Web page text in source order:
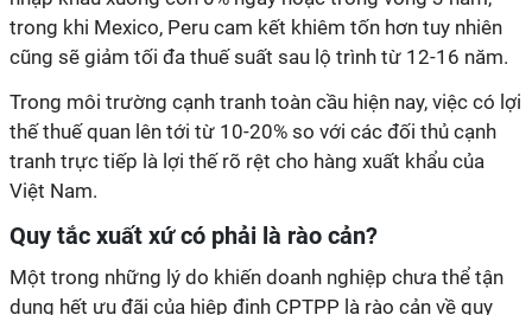
trong khi Mexico, Peru cam kết khiêm tốn hơn tuy nhiên
cũng sẽ giảm tối đa thuế suất sau lộ trình từ 12-16 năm.
Trong môi trường cạnh tranh toàn cầu hiện nay, việc có lợi
thế thuế quan lên tới từ 10-20% so với các đối thủ cạnh
tranh trực tiếp là lợi thế rõ rệt cho hàng xuất khẩu của
Việt Nam.
Quy tắc xuất xứ có phải là rào cản?
Một trong những lý do khiến doanh nghiệp chưa thể tận
dụng hết ưu đãi của hiệp định CPTPP là rào cản về quy